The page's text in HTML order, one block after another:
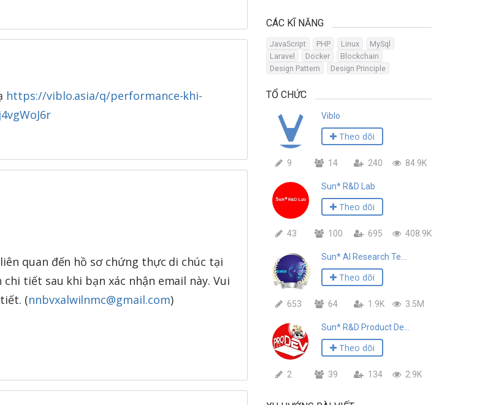
https://viblo.asia/q/performance-khi-
quan đến hồ sơ chứng thực di chúc tại
tiết sau khi bạn xác nhận email này. Vui
(nnbvxalwilnmc@gmail.com)
CÁC KĨ NĂNG
JavaScript PHP Linux
MySql
Laravel
Docker
Blockchain
Design Pattern
Design Principle
TỔ CHỨC
Viblo
Theo dõi
9 14 240 84.9K
Sun* R&D Lab
Theo dõi
43 100 695 408.9K
Theo dõi
653 64 1.9K 3.5M
Theo dõi
2 39 134 2.9K